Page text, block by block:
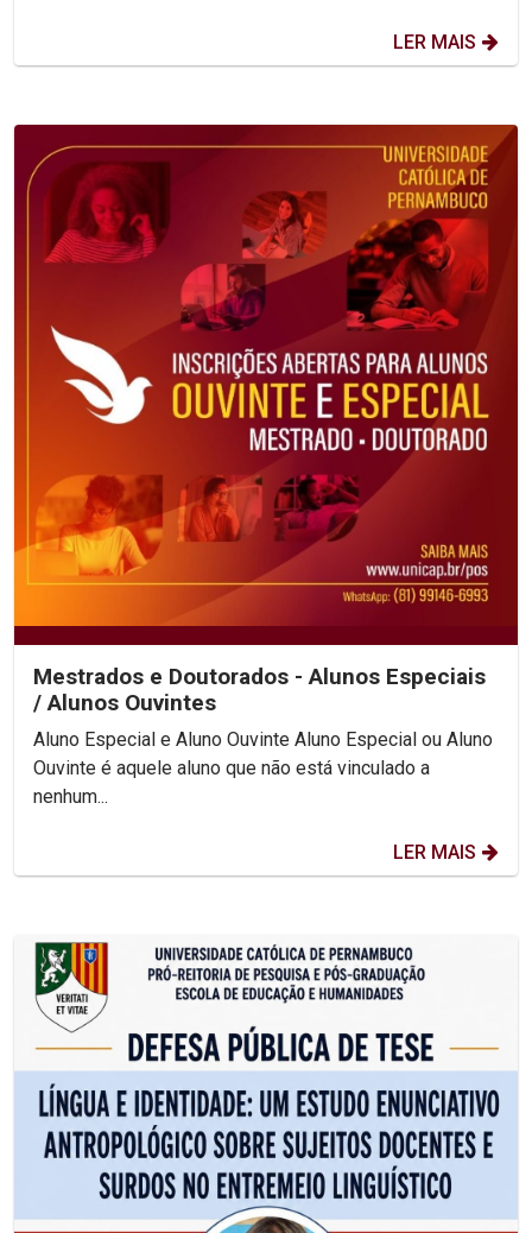
LER MAIS
Mestrados e Doutorados - Alunos Especiais
/ Alunos Ouvintes
Aluno Especial e Aluno Ouvinte Aluno Especial ou Aluno
Ouvinte é aquele aluno que não está vinculado a
nenhum...
LER MAIS